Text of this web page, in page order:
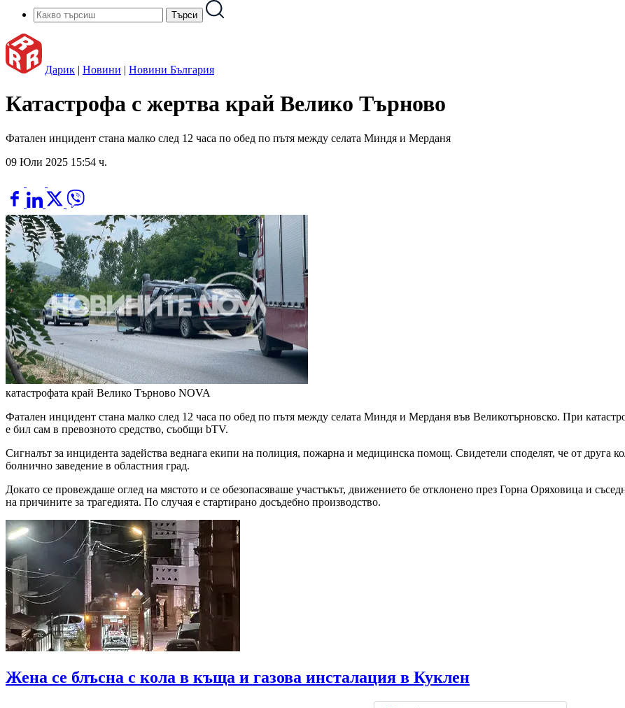
Дарик | Новини | Новини България
Катастрофа с жертва край Велико Търново
Фатален инцидент стана малко след 12 часа по обед по пътя между селата Миндя и Мерданя
09 Юли 2025 15:54 ч.
катастрофата край Велико Търново NOVA
Фатален инцидент стана малко след 12 часа по обед по пътя между селата Миндя и Мерданя във Великотърновско. При
е бил сам в превозното средство, съобщи bTV.
Сигналът за инцидента задейства веднага екипи на полиция, пожарна и медицинска помощ. Свидетели споделят, че от друга
болнично заведение в областния град.
Докато се провеждаше оглед на мястото и се обезопасяваше участъкът, движението бе отклонено през Горна Оряховица и
на причините за трагедията. По случая е стартирано досъдебно производство.
Жена се блъсна с кола в къща и газова инсталация в Куклен